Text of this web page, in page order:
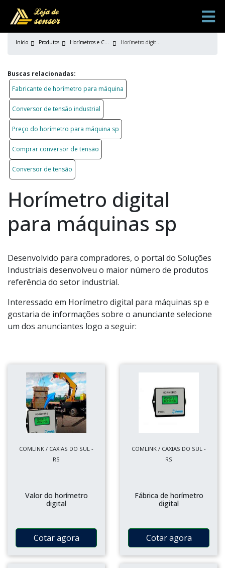
Início Produtos Horímetros e Conversores Horímetro digital para máquinas sp
Buscas relacionadas:
Fabricante de horímetro para máquina
Conversor de tensão industrial
Preço do horímetro para máquina sp
Comprar conversor de tensão
Conversor de tensão
Horímetro digital
para máquinas sp
Desenvolvido para compradores, o portal do Soluções
Industriais desenvolveu o maior número de produtos
referência do setor industrial.
Interessado em Horímetro digital para máquinas sp e
gostaria de informações sobre o anunciante selecione
um dos anunciantes logo a seguir:
COMLINK / CAXIAS DO SUL -
RS
Valor do horímetro
digital
Cotar agora
COMLINK / CAXIAS DO SUL -
RS
Fábrica de horímetro
digital
Cotar agora